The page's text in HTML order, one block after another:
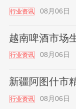
行业资讯 08月06日
越南啤酒市场
行业资讯 08月06日
新疆阿图什市
行业资讯 08月06日